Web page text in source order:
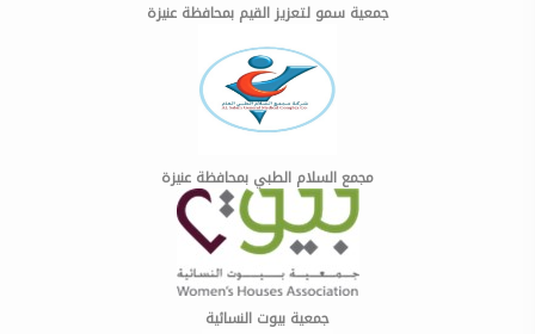
جمعية سمو لتعزيز القيم بمحافظة عنيزة
مجمع السلام الطبي بمحافظة عنيزة
جمعية بيوت النسائية